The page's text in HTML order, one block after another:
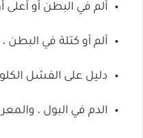
ألم في البطن أو أعلى
ألم أو كتلة في
دليل على الفشل
الدم في البول ،